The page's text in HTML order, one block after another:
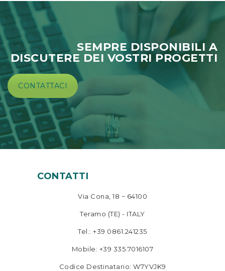
SEMPRE DISPONIBILI A
DISCUTERE DEI VOSTRI PROGETTI
CONTATTACI
CONTATTI
Via Cona, 18 − 64100
Teramo (TE) - ITALY
Tel.: +39 0861.241235
Mobile: +39 335.7016107
Codice Destinatario: W7YVJK9